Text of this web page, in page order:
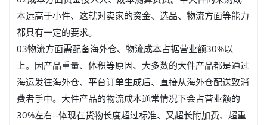
本远高于小件、这就对卖家的资金、选品、物流方面等能力
都具有一定的要求。
03物流方面需配备海外仓、物流成本占据营业额30%以
上。因产品重量、体积等原因、大多数的大件产品都是通过
海运发往海外仓、平台订单生成后、直接从海外仓配送致消
费者手中。大件产品的物流成本通常情况下会占营业额的
30%左右--体现在货物长度超过标准、又超长附加费、超重